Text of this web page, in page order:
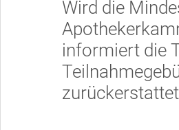
Wird die
informiert die